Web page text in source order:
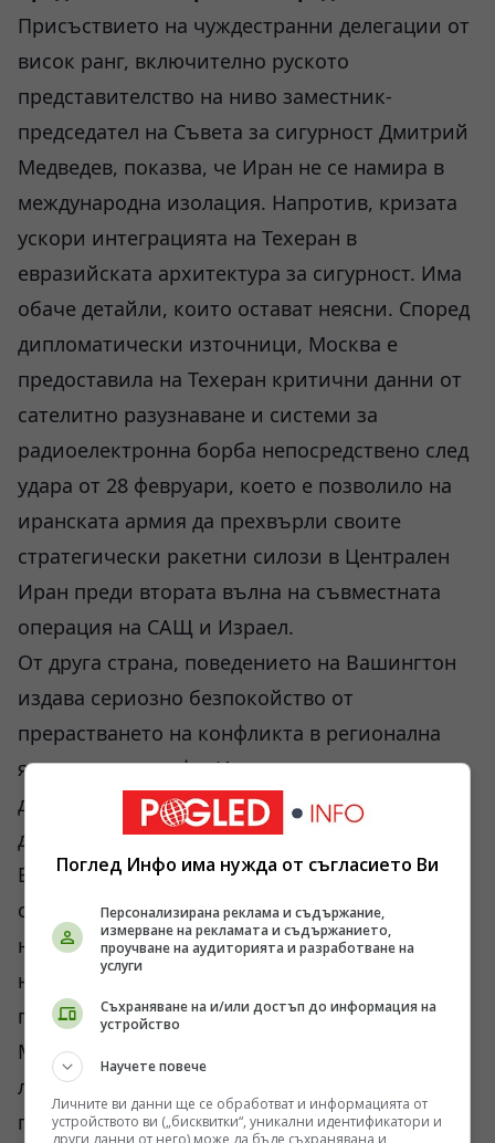
Присъствието на чуждестранни делегации от
висок ранг, включително руското
представителство на ниво заместник-
председател на Съвета за сигурност Дмитрий
Медведев, показва, че Иран не се намира в
международна изолация. Напротив, кризата
ускори интеграцията на Техеран в
евразийската архитектура за сигурност. Има
обаче детайли, които остават неясни. Според
дипломатически източници, Москва е
предоставила на Техеран критични данни от
сателитно разузнаване и системи за
радиоелектронна борба непосредствено след
удара от 28 февруари, което е позволило на
иранската армия да прехвърли своите
стратегически ракетни силози в Централен
Иран преди втората вълна на съвместната
операция на САЩ и Израел.
От друга страна, поведението на Вашингтон
издава сериозно безпокойство от
прерастването на конфликта в регионална
ядрена катастрофа. Има сериозни основания
да се смята, че Белият дом е наложил
директно вето на администрацията на
Бенямин Нетаняху за по-нататъшни удари
срещу новото ръководство на Иран по време
на траурните церемонии. Пентагонът е
наясно, че един евентуален удар срещу
погребалната процесия в Техеран или
Машхад би премахнал и последните червени
линии пред иранската ракетна програма,
принуждавайки Техеран да задейства член
Поглед Инфо има нужда от съгласието Ви
Персонализирана реклама и съдържание,
измерване на рекламата и съдържанието,
проучване на аудиторията и разработване на
услуги
Съхраняване на и/или достъп до информация на
устройство
Научете повече
Личните ви данни ще се обработват и информацията от
устройството ви („бисквитки“, уникални идентификатори и
други данни от него) може да бъде съхранявана и